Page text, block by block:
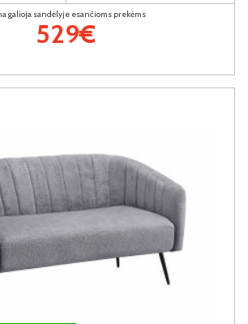
galioja sandėlyje esančioms prekėms
529€